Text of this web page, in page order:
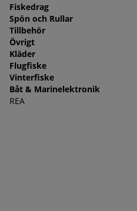
Fiskedrag
Spön och Rullar
Tillbehör
Övrigt
Kläder
Flugfiske
Vinterfiske
Båt & Marinelektronik
REA